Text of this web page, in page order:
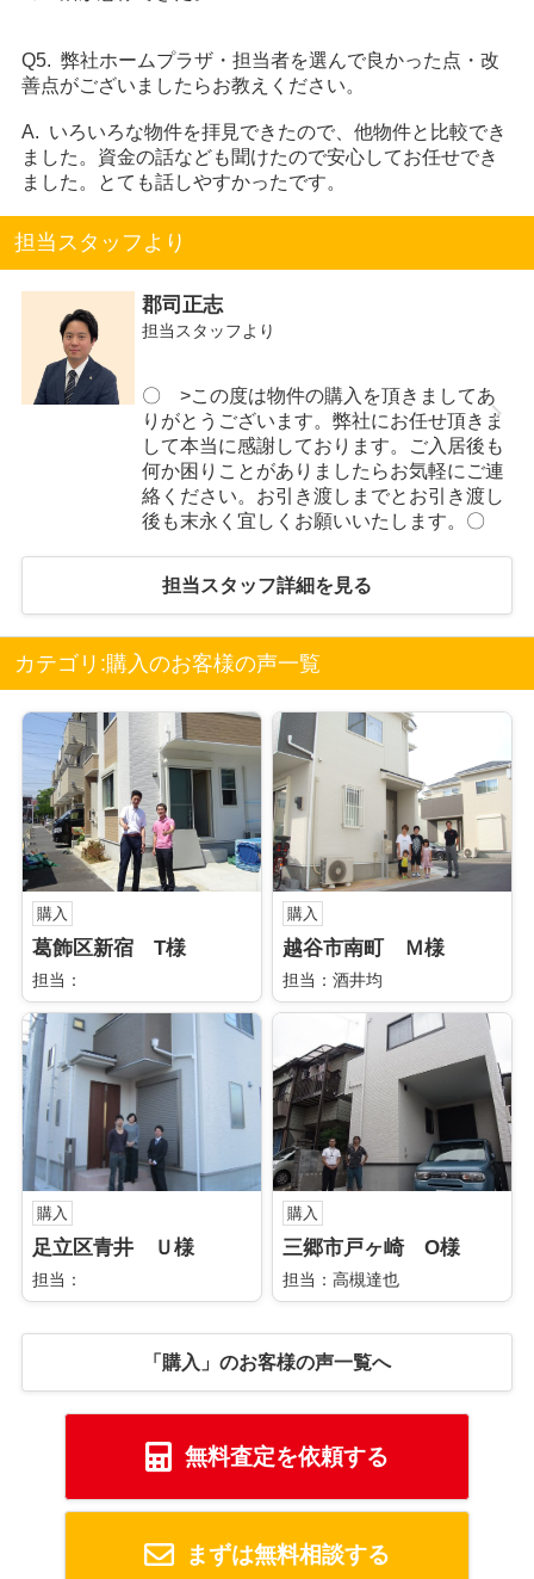
Q5. 弊社ホームプラザ・担当者を選んで良かった点・改
善点がございましたらお教えください。
A. いろいろな物件を拝見できたので、他物件と比較でき
ました。資金の話なども聞けたので安心してお任せでき
ました。とても話しやすかったです。
担当スタッフより
郡司正志
担当スタッフより
〇 >この度は物件の購入を頂きましてあ
りがとうございます。弊社にお任せ頂きま
して本当に感謝しております。ご入居後も
何か困りことがありましたらお気軽にご連
絡ください。お引き渡しまでとお引き渡し
後も末永く宜しくお願いいたします。〇
担当スタッフ詳細を見る
カテゴリ:購入のお客様の声一覧
購入
葛飾区新宿 T様
担当：
購入
越谷市南町 Ｍ様
担当：酒井均
購入
足立区青井 Ｕ様
担当：
購入
三郷市戸ヶ崎 O様
担当：高槻達也
「購入」のお客様の声一覧へ
無料査定を依頼する
まずは無料相談する